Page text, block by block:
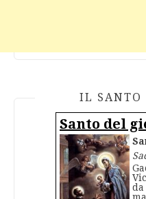
IL SANTO
Santo del